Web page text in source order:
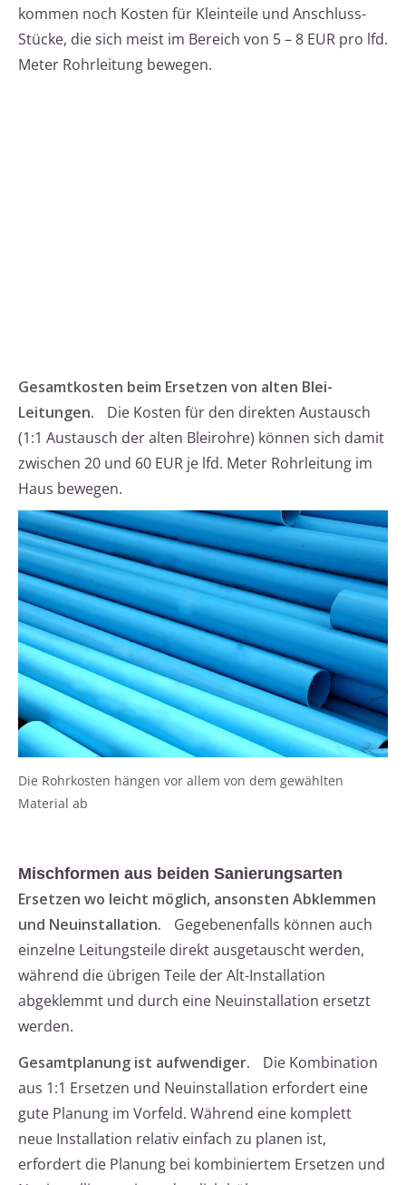
kommen noch Kosten für Kleinteile und Anschluss-
Stücke, die sich meist im Bereich von 5 – 8 EUR pro lfd.
Meter Rohrleitung bewegen.
Gesamtkosten beim Ersetzen von alten Blei-
Leitungen.
Die Kosten für den direkten Austausch
(1:1 Austausch der alten Bleirohre) können sich damit
zwischen 20 und 60 EUR je lfd. Meter Rohrleitung im
Haus bewegen.
Die Rohrkosten hängen vor allem von dem gewählten
Material ab
Mischformen aus beiden Sanierungsarten
Ersetzen wo leicht möglich, ansonsten Abklemmen
und Neuinstallation.
Gegebenenfalls können auch
einzelne Leitungsteile direkt ausgetauscht werden,
während die übrigen Teile der Alt-Installation
abgeklemmt und durch eine Neuinstallation ersetzt
werden.
Gesamtplanung ist aufwendiger.
Die Kombination
aus 1:1 Ersetzen und Neuinstallation erfordert eine
gute Planung im Vorfeld. Während eine komplett
neue Installation relativ einfach zu planen ist,
erfordert die Planung bei kombiniertem Ersetzen und